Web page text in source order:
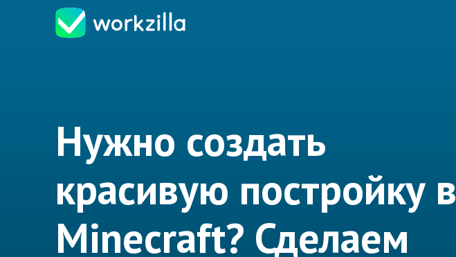
Нужно создать
красивую постройку в
Minecraft? Сделаем